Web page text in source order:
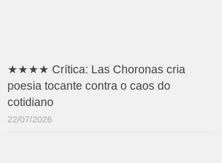
★★★★ Crítica: Las Choronas cria
poesia tocante contra o caos do
cotidiano
22/07/2026